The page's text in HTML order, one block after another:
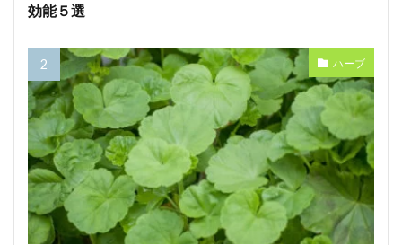
効能５選
ハーブ